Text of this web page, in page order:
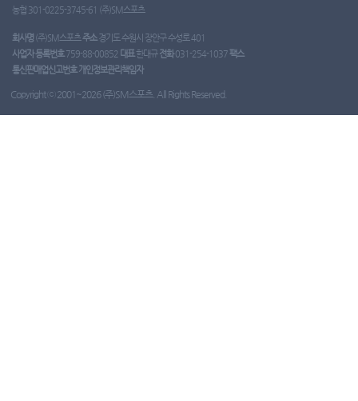
농협 301-0225-3745-61 (주)SM스포츠
회사명 (주)SM스포츠주소경기도 수원시 장안구 수성로 401
사업자 등록번호759-88-00852 대표한대규 전화031-254-1037팩스
통신판매업신고번호 개인정보관리책임자
Copyright ⓒ 2001~2026 (주)SM스포츠. All Rights Reserved.